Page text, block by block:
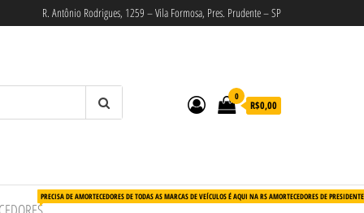
R. Antônio Rodrigues, 1259 – Vila Formosa, Pres. Prudente – SP
0
R$0,00
PRECISA DE AMORTECEDORES DE TODAS AS MARCAS DE VEÍCULOS É AQUI NA RS AMORTECEDORES DE